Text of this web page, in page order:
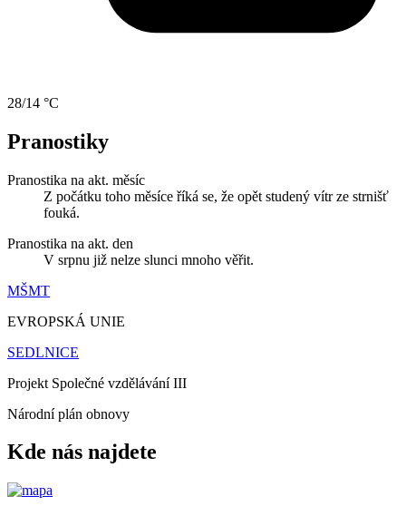
28/14 °C
Pranostiky
Pranostika na akt. měsíc
Z počátku toho měsíce říká se, že opět studený vítr ze strnišť
fouká.
Pranostika na akt. den
V srpnu již nelze slunci mnoho věřit.
MŠMT
EVROPSKÁ UNIE
SEDLNICE
Projekt Společné vzdělávání III
Národní plán obnovy
Kde nás najdete